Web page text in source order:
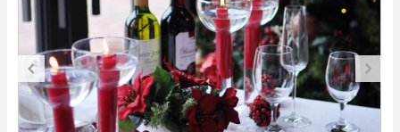
すべてのアイテム
カテゴリから探す
#タグから探す